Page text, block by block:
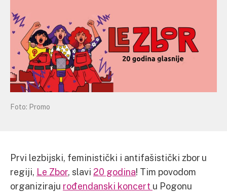
Foto: Promo
Prvi lezbijski, feministički i antifašistički zbor u
regiji, Le Zbor, slavi 20 godina! Tim povodom
organiziraju rođendanski koncert u Pogonu